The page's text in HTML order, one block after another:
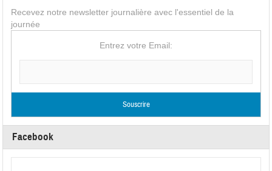
Recevez notre newsletter journalière avec l'essentiel de la
journée
Entrez votre Email:
Facebook